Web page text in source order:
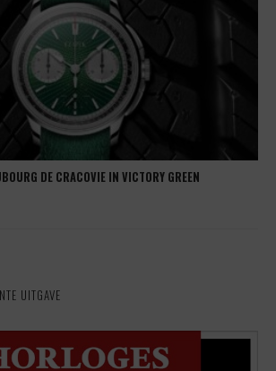
DE CRACOVIE IN VICTORY GREEN
UITGAVE